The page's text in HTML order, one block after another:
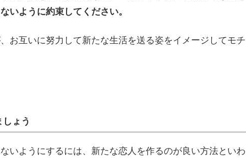
いように約束してください。
お互いに努力して新たな生活を送る姿をイメージしてモチ
ょう
いようにするには、新たな恋人を作るのが良い方法といわ